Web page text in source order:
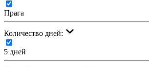
Прага
Количество дней:
5 дней